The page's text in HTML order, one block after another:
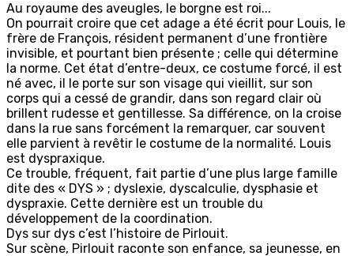
Au royaume des aveugles, le borgne est roi...
On pourrait croire que cet adage a été écrit pour Louis, le
frère de François, résident permanent d’une frontière
invisible, et pourtant bien présente ; celle qui détermine
la norme. Cet état d’entre-deux, ce costume forcé, il est
né avec, il le porte sur son visage qui vieillit, sur son
corps qui a cessé de grandir, dans son regard clair où
brillent rudesse et gentillesse. Sa différence, on la croise
dans la rue sans forcément la remarquer, car souvent
elle parvient à revêtir le costume de la normalité. Louis
est dyspraxique.
Ce trouble, fréquent, fait partie d’une plus large famille
dite des « DYS » ; dyslexie, dyscalculie, dysphasie et
dyspraxie. Cette dernière est un trouble du
développement de la coordination.
Dys sur dys c’est l’histoire de Pirlouit.
Sur scène, Pirlouit raconte son enfance, sa jeunesse, en